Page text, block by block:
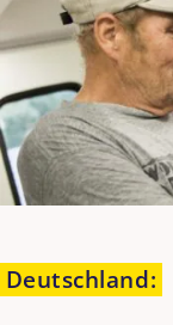
Deutschland: